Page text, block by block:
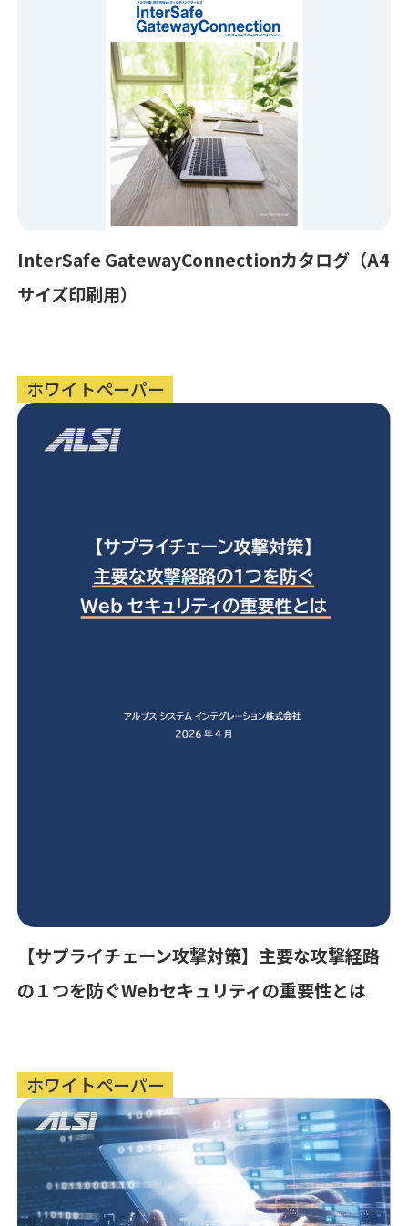
InterSafe GatewayConnectionカタログ（A4
サイズ印刷用）
ホワイトペーパー
【サプライチェーン攻撃対策】主要な攻撃経路
の１つを防ぐWebセキュリティの重要性とは
ホワイトペーパー